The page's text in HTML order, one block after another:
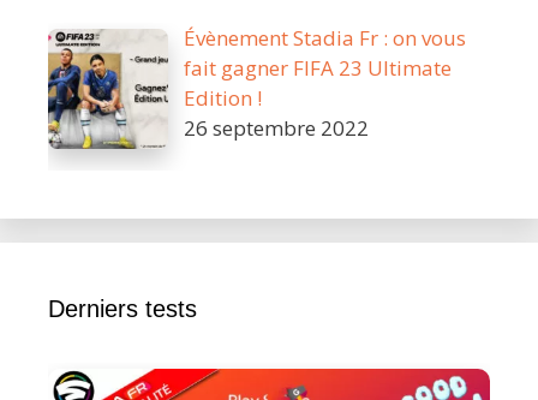
Évènement Stadia Fr : on vous
fait gagner FIFA 23 Ultimate
Edition !
26 septembre 2022
Derniers tests